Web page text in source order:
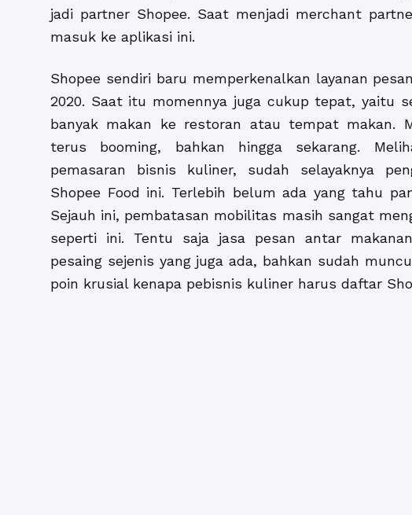
jadi partner Shopee. Saat menjadi merchant
masuk ke aplikasi ini.
Shopee sendiri baru memperkenalkan layanan
2020. Saat itu momennya juga cukup tepat, yaitu
banyak makan ke restoran atau tempat makan.
terus booming, bahkan hingga sekarang.
pemasaran bisnis kuliner, sudah selayaknya
Shopee Food ini. Terlebih belum ada yang tahu
Sejauh ini, pembatasan mobilitas masih sangat
seperti ini. Tentu saja jasa pesan antar
pesaing sejenis yang juga ada, bahkan sudah
poin krusial kenapa pebisnis kuliner harus daftar